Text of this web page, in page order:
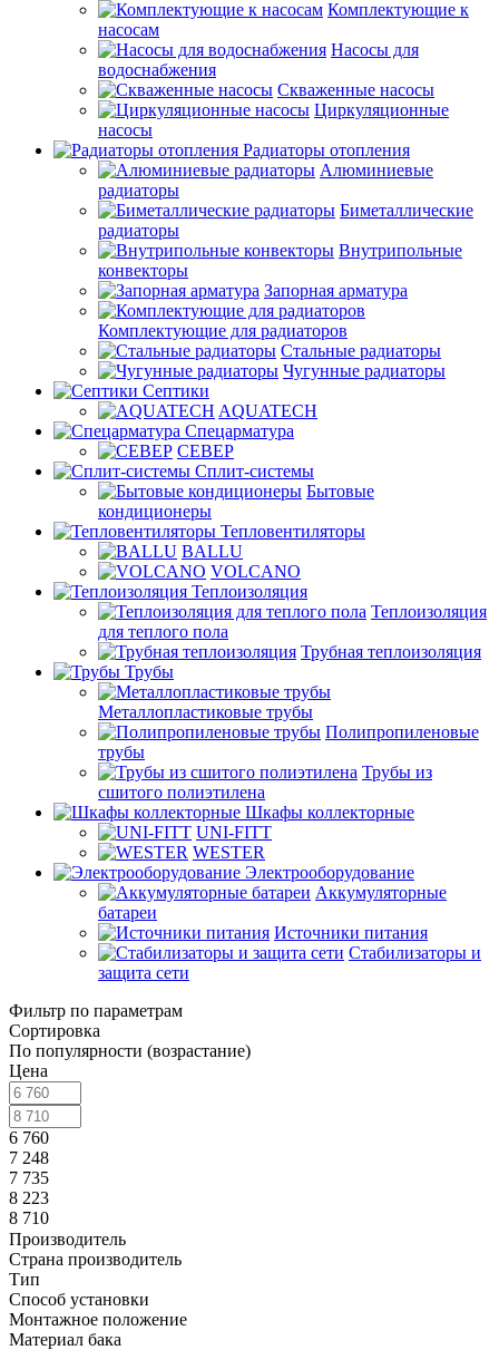
Комплектующие к
насосам
Насосы для
водоснабжения
Скваженные насосы
Циркуляционные
насосы
Радиаторы отопления
Алюминиевые
радиаторы
Биметаллические
радиаторы
Внутрипольные
конвекторы
Запорная арматура
Комплектующие для радиаторов
Стальные радиаторы
Чугунные радиаторы
Септики
AQUATECH
Спецарматура
СЕВЕР
Сплит-системы
Бытовые
кондиционеры
Тепловентиляторы
BALLU
VOLCANO
Теплоизоляция
Теплоизоляция
для теплого пола
Трубная теплоизоляция
Трубы
Металлопластиковые трубы
Полипропиленовые
трубы
Трубы из
сшитого полиэтилена
Шкафы коллекторные
UNI-FITT
WESTER
Электрооборудование
Аккумуляторные
батареи
Источники питания
Стабилизаторы и
защита сети
Фильтр по параметрам
Сортировка
По популярности (возрастание)
Цена
6 760
7 248
7 735
8 223
8 710
Производитель
Страна производитель
Тип
Способ установки
Монтажное положение
Материал бака